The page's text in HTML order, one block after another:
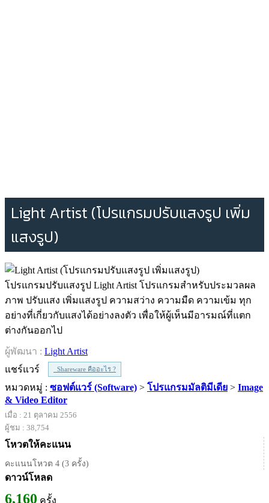
Light Artist (โปรแกรมปรับแสงรูป เพิ่ม
แสงรูป)
โปรแกรมปรับแสงรูป Light Artist โปรแกรมสำหรับประมวลผล
ภาพ ปรับแสง เพิ่มแสงรูป ความสว่าง ความมืด ความเข้ม ทุก
อย่างที่เกี่ยวกับแสงได้อย่างลงตัว เพื่อให้ผู้เห็นมีอารมณ์ที่แตก
ต่างกันออกไป
ผู้พัฒนา : Light Artist
แชร์แวร์
Shareware คืออะไร ?
หมวดหมู่ : ซอฟต์แวร์ (Software) > โปรแกรมมัลติมีเดีย > Image
& Video Editor
เมื่อ : 21 ตุลาคม 2556
ผู้ชม : 38,754
โหวตให้คะแนน
คะแนนโหวต 4 (3 ครั้ง)
ดาวน์โหลด
6,160 ครั้ง